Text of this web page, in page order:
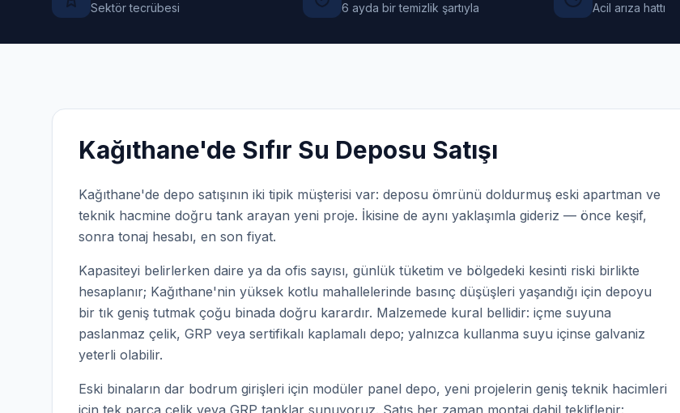
Sektör tecrübesi 6 ayda bir temizlik şartıyla Acil arıza hattı
Kağıthane'de Sıfır Su Deposu Satışı
Kağıthane'de depo satışının iki tipik müşterisi var: deposu ömrünü doldurmuş eski apartman ve
teknik hacmine doğru tank arayan yeni proje. İkisine de aynı yaklaşımla gideriz — önce keşif,
sonra tonaj hesabı, en son fiyat.
Kapasiteyi belirlerken daire ya da ofis sayısı, günlük tüketim ve bölgedeki kesinti riski birlikte
hesaplanır; Kağıthane'nin yüksek kotlu mahallelerinde basınç düşüşleri yaşandığı için depoyu
bir tık geniş tutmak çoğu binada doğru karardır. Malzemede kural bellidir: içme suyuna
paslanmaz çelik, GRP veya sertifikalı kaplamalı depo; yalnızca kullanma suyu içinse galvaniz
yeterli olabilir.
Eski binaların dar bodrum girişleri için modüler panel depo, yeni projelerin geniş teknik hacimleri
için tek parça çelik veya GRP tanklar sunuyoruz. Satış her zaman montaj dahil tekliflenir: